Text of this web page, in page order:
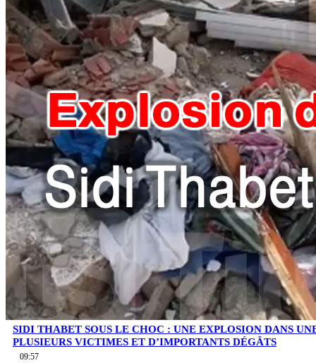
SIDI THABET SOUS LE CHOC : UNE EXPLOSION DANS
PLUSIEURS VICTIMES ET D’IMPORTANTS DÉGÂTS
09:57